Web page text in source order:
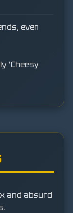
even
'Cheesy
and absurd